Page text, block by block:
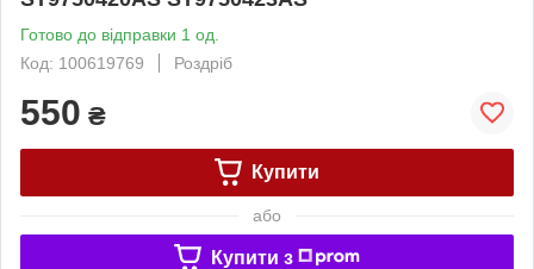
Готово до відправки 1 од.
Код: 100619769
Роздріб
550 ₴
Купити
або
Купити з